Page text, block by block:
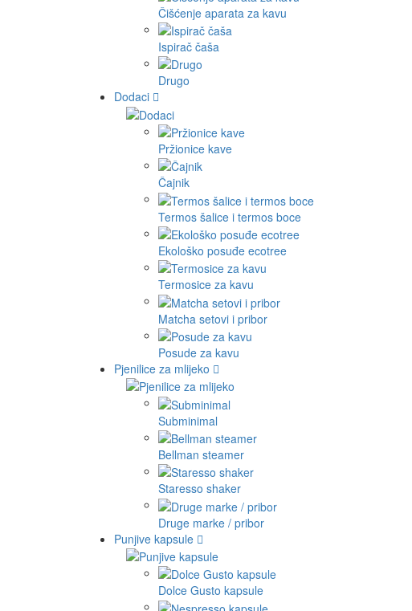
Čišćenje aparata za kavu
Ispirač čaša
Drugo
Dodaci
Pržionice kave
Čajnik
Termos šalice i termos boce
Ekološko posuđe ecotree
Termosice za kavu
Matcha setovi i pribor
Posude za kavu
Pjenilice za mlijeko
Subminimal
Bellman steamer
Staresso shaker
Druge marke / pribor
Punjive kapsule
Dolce Gusto kapsule